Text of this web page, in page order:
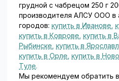
грудной с чабрецом 250 г
производителя АЛСУ ООО в
городов: купить в Иванове,
купить в Коврове, купить в
Рыбинске, купить в
купить в Орле, купить в
Туле.
Мы рекомендуем обратить